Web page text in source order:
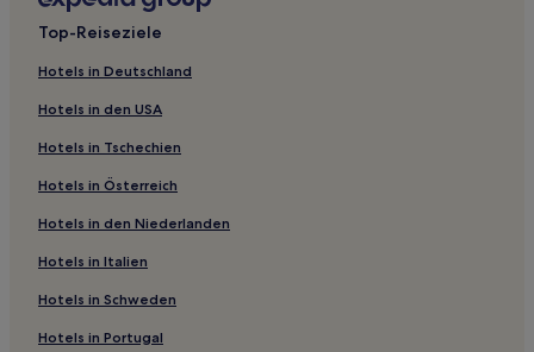
Hotels nahe Praça Dante Alighieri
Desvio Rizzo: Hotels
Santa Fé: Hotels
Brandalise: Hotels
Rio Branco: Hotels
Vale Real Centro: Hotels
Caxias do Sul Hotels
Hotels nahe Caminhos de Pedra
Hotels nahe Praça João Corrêa
Casa Grande: Hotels
Top-Reiseziele
Hotels in Deutschland
Hotels in den USA
Hotels in Tschechien
Hotels in Österreich
Hotels in den Niederlanden
Hotels in Italien
Hotels in Schweden
Hotels in Portugal